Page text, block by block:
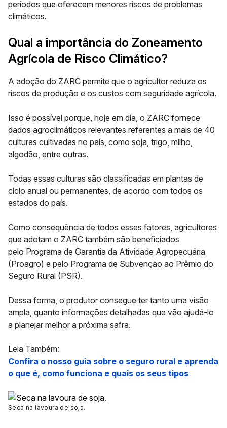
períodos que oferecem menores riscos de problemas
climáticos.
Qual a importância do Zoneamento
Agrícola de Risco Climático?
A adoção do ZARC permite que o agricultor reduza os
riscos de produção e os custos com seguridade agrícola.
Isso é possível porque, hoje em dia, o ZARC fornece
dados agroclimáticos relevantes referentes a mais de 40
culturas cultivadas no país, como soja, trigo, milho,
algodão, entre outras.
Todas essas culturas são classificadas em plantas de
ciclo anual ou permanentes, de acordo com todos os
estados do país.
Como consequência de todos esses fatores, agricultores
que adotam o ZARC também são beneficiados
pelo Programa de Garantia da Atividade Agropecuária
(Proagro) e pelo Programa de Subvenção ao Prêmio do
Seguro Rural (PSR).
Dessa forma, o produtor consegue ter tanto uma visão
ampla, quanto informações detalhadas que vão ajudá-lo
a planejar melhor a próxima safra.
Leia Também:
Confira o nosso guia sobre o seguro rural e aprenda
o que é, como funciona e quais os seus tipos
Seca na lavoura de soja.